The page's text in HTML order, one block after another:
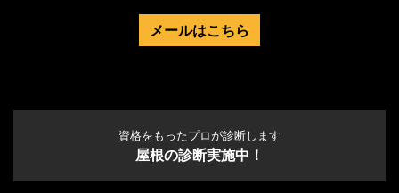
メールはこちら
資格をもったプロが診断します
屋根の診断実施中！